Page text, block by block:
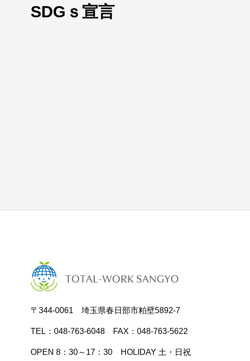
SDGｓ宣言
〒344-0061 埼玉県春日部市粕壁5892-7
TEL：048-763-6048 FAX：048-763-5622
OPEN 8：30～17：30 HOLIDAY 土・日祝